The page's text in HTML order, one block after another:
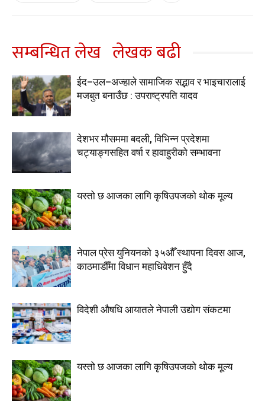
सम्बन्धित लेख लेखक बढी
ईद–उल–अज्हाले सामाजिक सद्भाव र भाइचारालाई
मजबुत बनाउँछ : उपराष्ट्रपति यादव
देशभर मौसममा बदली, विभिन्न प्रदेशमा
चट्याङ्गसहित वर्षा र हावाहुरीको सम्भावना
यस्तो छ आजका लागि कृषिउपजको थोक मूल्य
नेपाल प्रेस युनियनको ३५औँ स्थापना दिवस आज,
काठमाडौँमा विधान महाधिवेशन हुँदै
विदेशी औषधि आयातले नेपाली उद्योग संकटमा
यस्तो छ आजका लागि कृषिउपजको थोक मूल्य